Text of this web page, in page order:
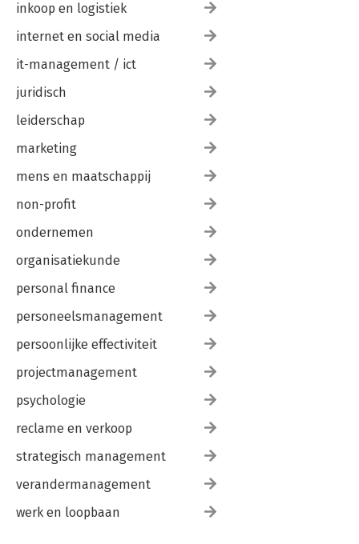
inkoop en logistiek
internet en social media
it-management / ict
juridisch
leiderschap
marketing
mens en maatschappij
non-profit
ondernemen
organisatiekunde
personal finance
personeelsmanagement
persoonlijke effectiviteit
projectmanagement
psychologie
reclame en verkoop
strategisch management
verandermanagement
werk en loopbaan